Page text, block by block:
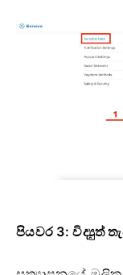
පියවර 3: විද්‍යුත්